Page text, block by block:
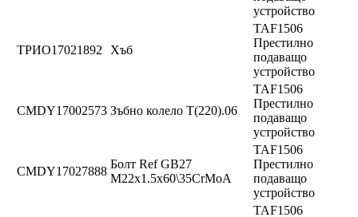
устройство
ТРИО17021892 Хъб
TAF1506
Престилно
подаващо
устройство
CMDY17002573 Зъбно колело T(220).06
TAF1506
Престилно
подаващо
устройство
CMDY17027888
Болт Ref GB27
M22x1.5x60\35CrMoA
TAF1506
Престилно
подаващо
устройство
TAF1506